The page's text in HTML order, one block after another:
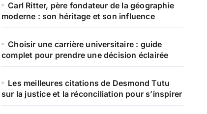
Carl Ritter, père fondateur de la géographie
moderne : son héritage et son influence
Choisir une carrière universitaire : guide
complet pour prendre une décision éclairée
Les meilleures citations de Desmond Tutu
sur la justice et la réconciliation pour s’inspirer